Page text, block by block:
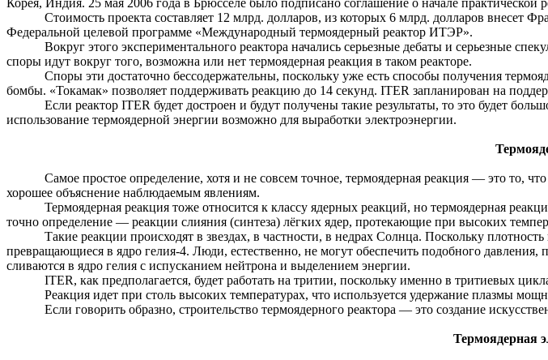
Корея, Индия. 25 мая 2006 года в Брюсселе было подписано соглашение о начале практической
Стоимость проекта составляет 12 млрд. долларов, из которых 6 млрд. долларов
Федеральной целевой программе «Международный термоядерный реактор ИТЭР».
Вокруг этого экспериментального реактора начались серьезные дебаты и серьезные
споры идут вокруг того, возможна или нет термоядерная реакция в таком реакторе.
Споры эти достаточно бессодержательны, поскольку уже есть способы получения
бомбы. «Токамак» позволяет поддерживать реакцию до 14 секунд. ITER запланирован на
Если реактор ITER будет достроен и будут получены такие результаты, то это будет
использование термоядерной энергии возможно для выработки электроэнергии.
Самое простое определение, хотя и не совсем точное, термоядерная реакция — это то,
хорошее объяснение наблюдаемым явлениям.
Термоядерная реакция тоже относится к классу ядерных реакций, но термоядерная
точно определение — реакции слияния (синтеза) лёгких ядер, протекающие при высоких
Такие реакции происходят в звездах, в частности, в недрах Солнца. Поскольку
превращающиеся в ядро гелия-4. Люди, естественно, не могут обеспечить подобного
сливаются в ядро гелия с испусканием нейтрона и выделением энергии.
ITER, как предполагается, будет работать на тритии, поскольку именно в тритиевых
Реакция идет при столь высоких температурах, что используется удержание плазмы
Если говорить образно, строительство термоядерного реактора — это создание
Термоядерная